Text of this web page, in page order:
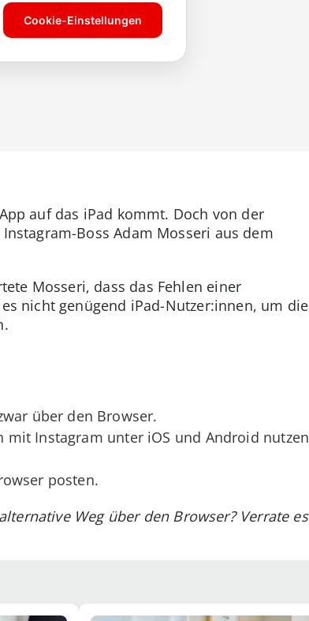
auf das iPad kommt. Doch von der
Boss Adam Mosseri aus dem
Mosseri, dass das Fehlen einer
nicht genügend iPad-Nutzer:innen, um die
über den Browser.
Instagram unter iOS und Android nutzen
posten.
Weg über den Browser? Verrate es